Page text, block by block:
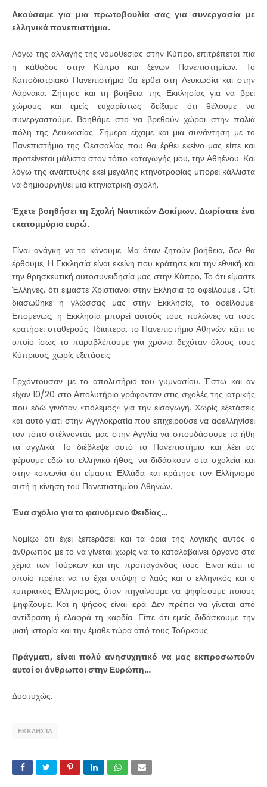
Ακούσαμε για μια πρωτοβουλία σας για συνεργασία με
ελληνικά πανεπιστήμια.
Λόγω της αλλαγής της νομοθεσίας στην Κύπρο, επιτρέπεται πια
η κάθοδος στην Κύπρο και ξένων Πανεπιστημίων. Το
Καποδιστριακό Πανεπιστήμιο θα έρθει στη Λευκωσία και στην
Λάρνακα. Ζήτησε και τη βοήθεια της Εκκλησίας για να βρει
χώρους και εμείς ευχαρίστως δείξαμε ότι θέλουμε να
συνεργαστούμε. Βοηθάμε στο να βρεθούν χώροι στην παλιά
πόλη της Λευκωσίας. Σήμερα είχαμε και μια συνάντηση με το
Πανεπιστήμιο της Θεσσαλίας που θα έρθει εκείνο μας είπε και
προτείνεται μάλιστα στον τόπο καταγωγής μου, την Αθηένου. Και
λόγω της ανάπτυξης εκεί μεγάλης κτηνοτροφίας μπορεί κάλλιστα
να δημιουργηθεί μια κτηνιατρική σχολή.
Έχετε βοηθήσει τη Σχολή Ναυτικών Δοκίμων. Δωρίσατε ένα
εκατομμύριο ευρώ.
Είναι ανάγκη να το κάνουμε. Μα όταν ζητούν βοήθεια, δεν θα
έρθουμε; Η Εκκλησία είναι εκείνη που κράτησε και την εθνική και
την θρησκευτική αυτοσυνειδησία μας στην Κύπρο, Το ότι είμαστε
Έλληνες, ότι είμαστε Χριστιανοί στην Εκλησια το οφείλουμε . Ότι
διασώθηκε η γλώσσας μας στην Εκκλησία, το οφείλουμε.
Επομένως, η Εκκλησία μπορεί αυτούς τους πυλώνες να τους
κρατήσει σταθερούς. Ιδιαίτερα, το Πανεπιστήμιο Αθηνών κάτι το
οποίο ίσως το παραβλέπουμε για χρόνια δεχόταν όλους τους
Κύπριους, χωρίς εξετάσεις.
Ερχόντουσαν με το απολυτήριο του γυμνασίου. Έστω και αν
είχαν 10/20 στο Απολυτήριο γράφονταν στις σχολές της ιατρικής
που εδώ γινόταν «πόλεμος» για την εισαγωγή. Χωρίς εξετάσεις
και αυτό γιατί στην Αγγλοκρατία που επιχειρούσε να αφελληνίσει
τον τόπο στέλνοντάς μας στην Αγγλία να σπουδάσουμε τα ήθη
τα αγγλικά. Το διέβλεψε αυτό το Πανεπιστήμιο και λέει ας
φέρουμε εδώ το ελληνικό ήθος, να διδάσκουν στα σχολεία και
στην κοινωνία ότι είμαστε Ελλάδα και κράτησε τον Ελληνισμό
αυτή η κίνηση του Πανεπιστημίου Αθηνών.
Ένα σχόλιο για το φαινόμενο Φειδίας…
Νομίζω ότι έχει ξεπεράσει και τα όρια της λογικής αυτός ο
άνθρωπος με το να γίνεται χωρίς να το καταλαβαίνει όργανο στα
χέρια των Τούρκων και της προπαγάνδας τους. Είναι κάτι το
οποίο πρέπει να το έχει υπόψη ο λαός και ο ελληνικός και ο
κυπριακός Ελληνισμός, όταν πηγαίνουμε να ψηφίσουμε ποιους
ψηφίζουμε. Και η ψήφος είναι ιερά. Δεν πρέπει να γίνεται από
αντίδραση ή ελαφρά τη καρδία. Είπε ότι εμείς διδάσκουμε την
μισή ιστορία και την έμαθε τώρα από τους Τούρκους.
Πράγματι, είναι πολύ ανησυχητικό να μας εκπροσωπούν
αυτοί οι άνθρωποι στην Ευρώπη…
Δυστυχώς.
ΕΚΚΛΗΣΊΑ